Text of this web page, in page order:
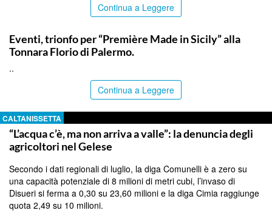
Continua a Leggere
Eventi, trionfo per “Première Made in Sicily” alla
Tonnara Florio di Palermo.
..
Continua a Leggere
CALTANISSETTA
“L’acqua c’è, ma non arriva a valle”: la denuncia degli
agricoltori nel Gelese
Secondo i dati regionali di luglio, la diga Comunelli è a zero su
una capacità potenziale di 8 milioni di metri cubi, l’invaso di
Disueri si ferma a 0,30 su 23,60 milioni e la diga Cimia raggiunge
quota 2,49 su 10 milioni.